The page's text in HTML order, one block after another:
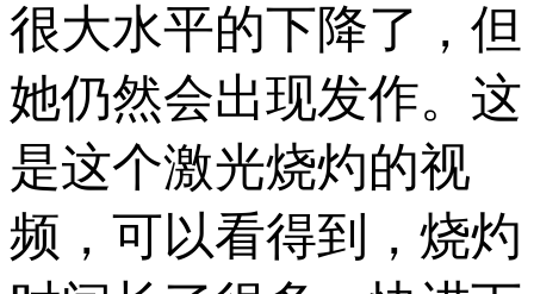
很大水平的下降了，但
她仍然会出现发作。这
是这个激光烧灼的视
频，可以看得到，烧灼